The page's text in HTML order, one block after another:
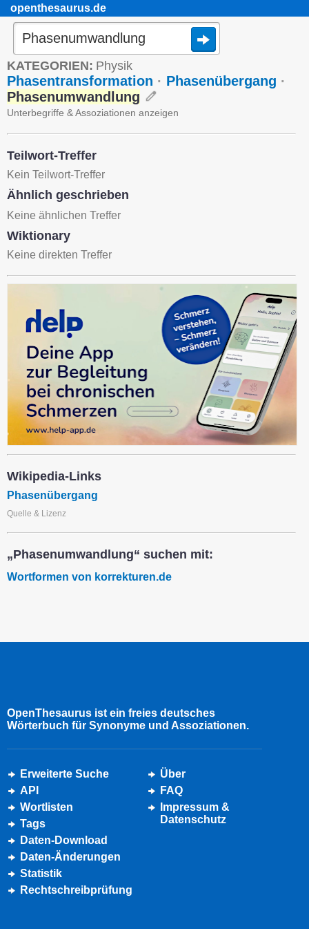
openthesaurus.de
KATEGORIEN: Physik
Phasentransformation · Phasenübergang ·
Phasenumwandlung
Unterbegriffe & Assoziationen anzeigen
Teilwort-Treffer
Kein Teilwort-Treffer
Ähnlich geschrieben
Keine ähnlichen Treffer
Wiktionary
Keine direkten Treffer
Wikipedia-Links
Phasenübergang
Quelle & Lizenz
„Phasenumwandlung“ suchen mit:
Wortformen von korrekturen.de
OpenThesaurus ist ein freies deutsches
Wörterbuch für Synonyme und Assoziationen.
Erweiterte Suche
API
Wortlisten
Tags
Daten-Download
Daten-Änderungen
Statistik
Rechtschreibprüfung
Über
FAQ
Impressum &
Datenschutz